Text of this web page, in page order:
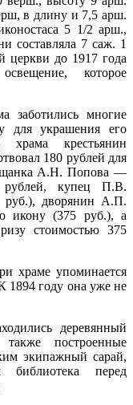
в длину и 7,5 арш.
5 1/2 арш.,
составляла 7 саж. 1
церкви до 1917 года
которое
заботились многие
для украшения его
храма крестьянин
180 рублей для
А.Н. Попова —
купец П.В.
дворянин А.П.
икону (375 руб.), а
стоимостью 375
храме упоминается
1894 году она уже не
деревянный
построенные
экипажный сарай,
перед